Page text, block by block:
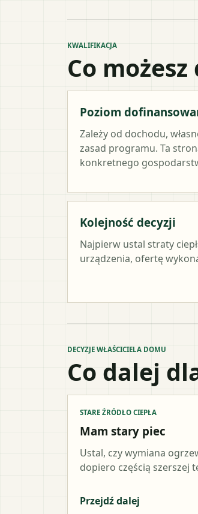
KWALIFIKACJA
Co
Poziom
Zależy od dochodu,
zasad programu. Ta
konkretnego
Kolejność decyzji
Najpierw ustal straty
urządzenia, ofertę
DECYZJE WŁAŚCICIELA DOMU
Co dalej
STARE ŹRÓDŁO CIEPŁA
Mam stary piec
Ustal, czy wymiana
dopiero częścią szerszej
Przejdź dalej